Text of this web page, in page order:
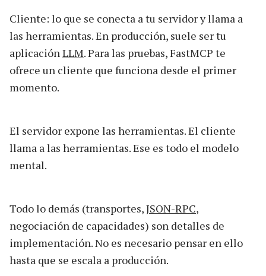
Cliente: lo que se conecta a tu servidor y llama a
las herramientas. En producción, suele ser tu
aplicación LLM. Para las pruebas, FastMCP te
ofrece un cliente que funciona desde el primer
momento.
El servidor expone las herramientas. El cliente
llama a las herramientas. Ese es todo el modelo
mental.
Todo lo demás (transportes,JSON-RPC,
negociación de capacidades) son detalles de
implementación. No es necesario pensar en ello
hasta que se escala a producción.